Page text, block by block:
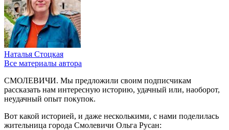
Наталья Стоцкая
Все материалы автора
СМОЛЕВИЧИ. Мы предложили своим подписчикам
рассказать нам интересную историю, удачный или, наоборот,
неудачный опыт покупок.
Вот какой историей, и даже несколькими, с нами поделилась
жительница города Смолевичи Ольга Русан: